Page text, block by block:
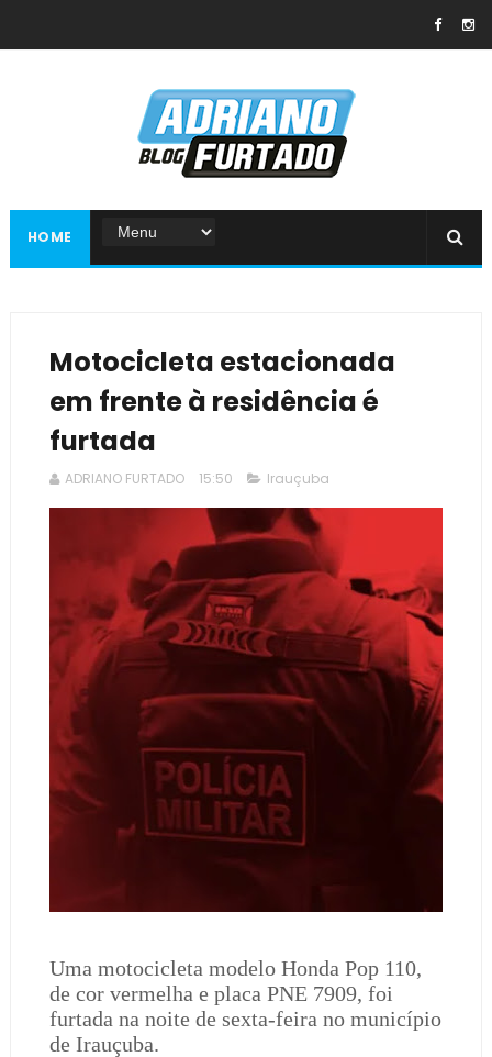
HOME
Motocicleta estacionada
em frente à residência é
furtada
ADRIANO FURTADO 15:50 Irauçuba
Uma motocicleta modelo Honda Pop 110,
de cor vermelha e placa PNE 7909, foi
furtada na noite de sexta-feira no município
de Irauçuba.